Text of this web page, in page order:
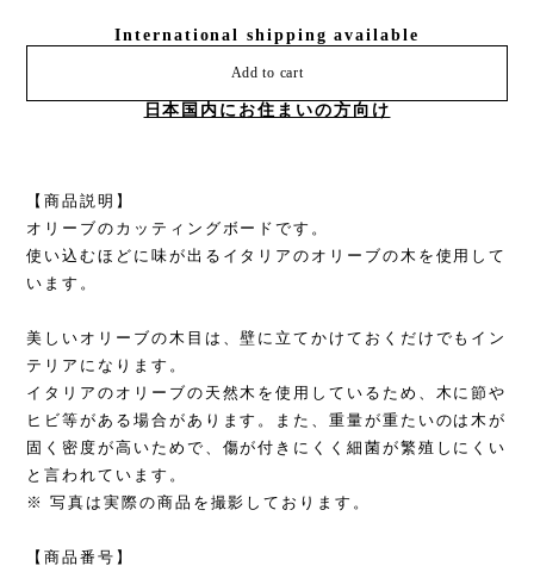
International shipping available
Add to cart
日本国内にお住まいの方向け
【商品説明】
オリーブのカッティングボードです。
使い込むほどに味が出るイタリアのオリーブの木を使用して
います。
美しいオリーブの木目は、壁に立てかけておくだけでもイン
テリアになります。
イタリアのオリーブの天然木を使用しているため、木に節や
ヒビ等がある場合があります。また、重量が重たいのは木が
固く密度が高いためで、傷が付きにくく細菌が繁殖しにくい
と言われています。
※ 写真は実際の商品を撮影しております。
【商品番号】